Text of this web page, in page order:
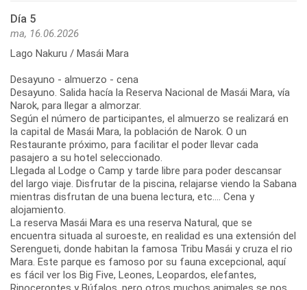
Día 5
ma, 16.06.2026
Lago Nakuru / Masái Mara
Desayuno - almuerzo - cena
Desayuno. Salida hacía la Reserva Nacional de Masái Mara, vía
Narok, para llegar a almorzar.
Según el número de participantes, el almuerzo se realizará en
la capital de Masái Mara, la población de Narok. O un
Restaurante próximo, para facilitar el poder llevar cada
pasajero a su hotel seleccionado.
Llegada al Lodge o Camp y tarde libre para poder descansar
del largo viaje. Disfrutar de la piscina, relajarse viendo la Sabana
mientras disfrutan de una buena lectura, etc.... Cena y
alojamiento.
La reserva Masái Mara es una reserva Natural, que se
encuentra situada al suroeste, en realidad es una extensión del
Serengueti, donde habitan la famosa Tribu Masái y cruza el rio
Mara. Este parque es famoso por su fauna excepcional, aquí
es fácil ver los Big Five, Leones, Leopardos, elefantes,